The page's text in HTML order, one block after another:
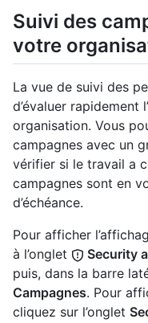
Suivi des
votre
La vue de suivi des
d’évaluer rapidement
organisation. Vous
campagnes avec un
vérifier si le travail a
campagnes sont en
d’échéance.
Pour afficher
à l’onglet
Security
puis, dans la barre
Campagnes. Pour
cliquez sur l’onglet